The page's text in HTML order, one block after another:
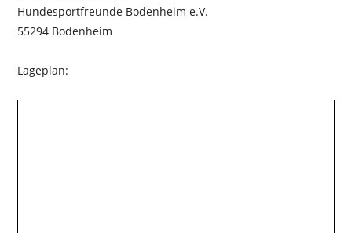
Hundesportfreunde Bodenheim e.V.
55294 Bodenheim
Lageplan: